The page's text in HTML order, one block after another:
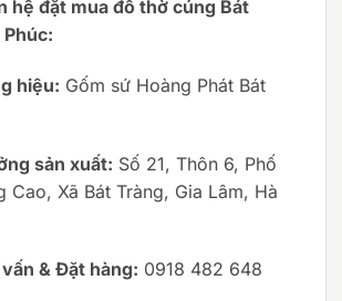
hệ đặt mua đồ thờ cúng Bát
hiệu: Gốm sứ Hoàng Phát Bát
sản xuất: Số 21, Thôn 6, Phố
Cao, Xã Bát Tràng, Gia Lâm, Hà
& Đặt hàng: 0918 482 648